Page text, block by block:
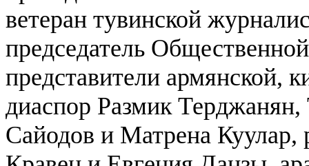
ветеран тувинской
председатель
представители армянской,
диаспор Размик
Сайодов и Матрена Куулар,